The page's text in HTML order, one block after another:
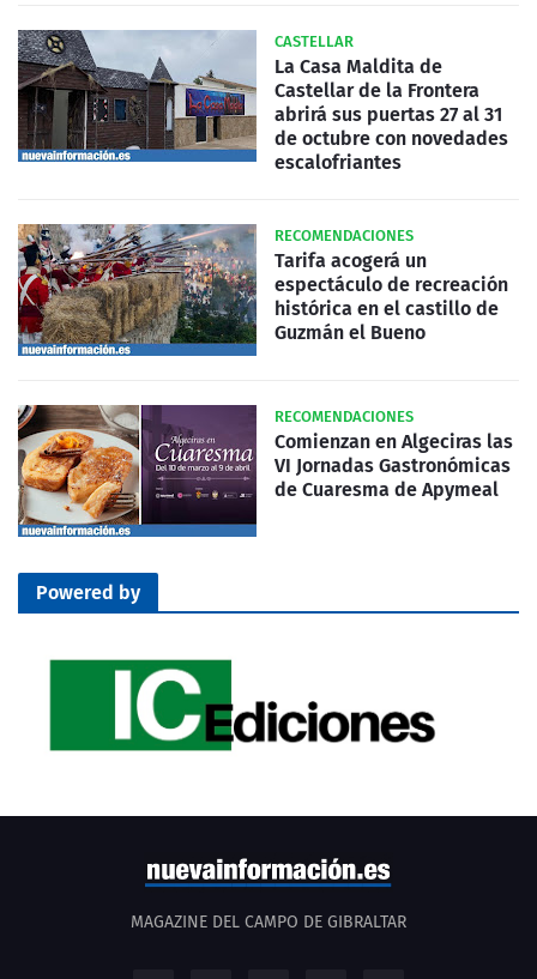
CASTELLAR
La Casa Maldita de
Castellar de la Frontera
abrirá sus puertas 27 al 31
de octubre con novedades
escalofriantes
RECOMENDACIONES
Tarifa acogerá un
espectáculo de recreación
histórica en el castillo de
Guzmán el Bueno
RECOMENDACIONES
Comienzan en Algeciras las
VI Jornadas Gastronómicas
de Cuaresma de Apymeal
Powered by
MAGAZINE DEL CAMPO DE GIBRALTAR